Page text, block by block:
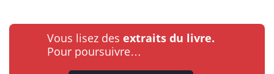
Vous lisez des extraits du livre.
Pour poursuivre…